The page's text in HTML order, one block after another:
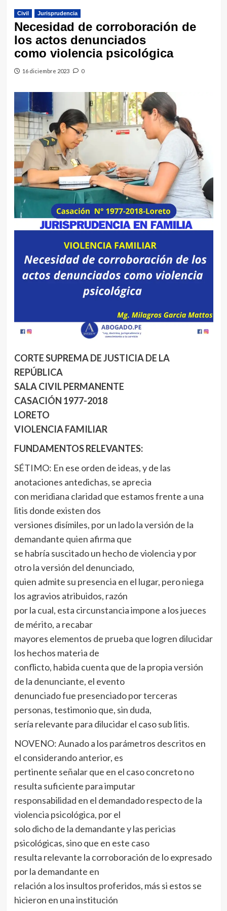
Civil Jurisprudencia
Necesidad de corroboración de
los actos denunciados
como violencia psicológica
16 diciembre 2023 0
CORTE SUPREMA DE JUSTICIA DE LA
REPÚBLICA
SALA CIVIL PERMANENTE
CASACIÓN 1977-2018
LORETO
VIOLENCIA FAMILIAR
FUNDAMENTOS RELEVANTES:
SÉTIMO: En ese orden de ideas, y de las
anotaciones antedichas, se aprecia
con meridiana claridad que estamos frente a una
litis donde existen dos
versiones disímiles, por un lado la versión de la
demandante quien afirma que
se habría suscitado un hecho de violencia y por
otro la versión del denunciado,
quien admite su presencia en el lugar, pero niega
los agravios atribuidos, razón
por la cual, esta circunstancia impone a los jueces
de mérito, a recabar
mayores elementos de prueba que logren dilucidar
los hechos materia de
conflicto, habida cuenta que de la propia versión
de la denunciante, el evento
denunciado fue presenciado por terceras
personas, testimonio que, sin duda,
sería relevante para dilucidar el caso sub litis.
NOVENO: Aunado a los parámetros descritos en
el considerando anterior, es
pertinente señalar que en el caso concreto no
resulta suficiente para imputar
responsabilidad en el demandado respecto de la
violencia psicológica, por el
solo dicho de la demandante y las pericias
psicológicas, sino que en este caso
resulta relevante la corroboración de lo expresado
por la demandante en
relación a los insultos proferidos, más si estos se
hicieron en una institución